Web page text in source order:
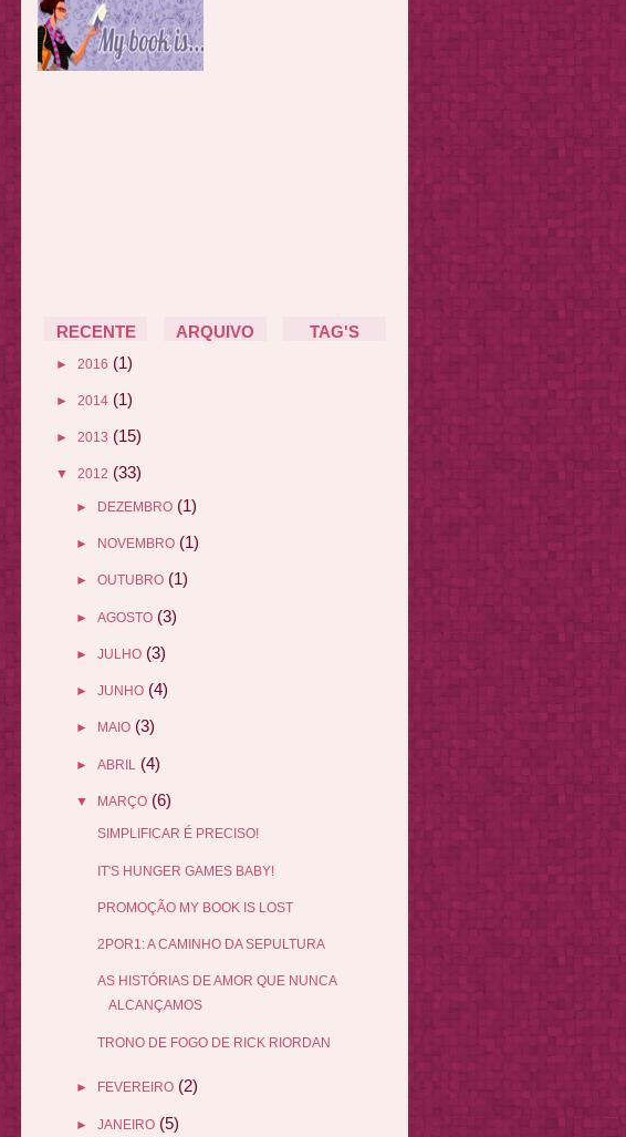
RECENTE ARQUIVO TAG'S
► 2016 (1)
► 2014 (1)
► 2013 (15)
▼ 2012 (33)
► DEZEMBRO (1)
► NOVEMBRO (1)
► OUTUBRO (1)
► AGOSTO (3)
► JULHO (3)
► JUNHO (4)
► MAIO (3)
► ABRIL (4)
▼ MARÇO (6)
SIMPLIFICAR É PRECISO!
IT'S HUNGER GAMES BABY!
PROMOÇÃO MY BOOK IS LOST
2POR1: A CAMINHO DA SEPULTURA
AS HISTÓRIAS DE AMOR QUE NUNCA
ALCANÇAMOS
TRONO DE FOGO DE RICK RIORDAN
► FEVEREIRO (2)
► JANEIRO (5)